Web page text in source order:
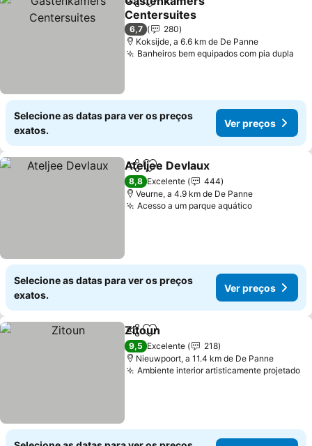
PartilharAdicionar aos favoritos
Centersuites
Ver preços
6,7
280
Koksijde, a 6.6 km de De Panne
Banheiros bem equipados com pia dupla
Selecione as datas para ver os preços
exatos.
Ver preços
PartilharAdicionar aos favoritos
Ateljee Devlaux
8,8 Excelente
444
Veurne, a 4.9 km de De Panne
Acesso a um parque aquáticoVer preços
Selecione as datas para ver os preços
exatos.
Ver preços
PartilharAdicionar aos favoritos
Zitoun
9,5 Excelente
218
Nieuwpoort, a 11.4 km de De Panne
Ambiente interior artisticamente projetado